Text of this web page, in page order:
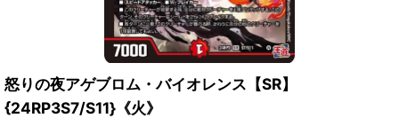
怒りの夜アゲブロム・バイオレンス【SR】
{24RP3S7/S11}《火》